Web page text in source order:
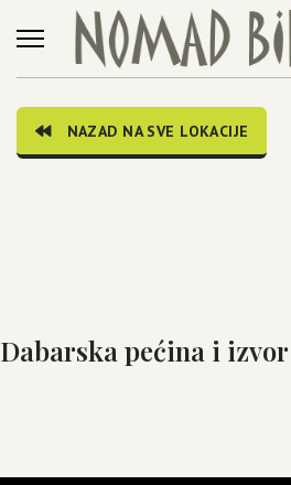
NAZAD NA SVE LOKACIJE
Dabarska pećina i